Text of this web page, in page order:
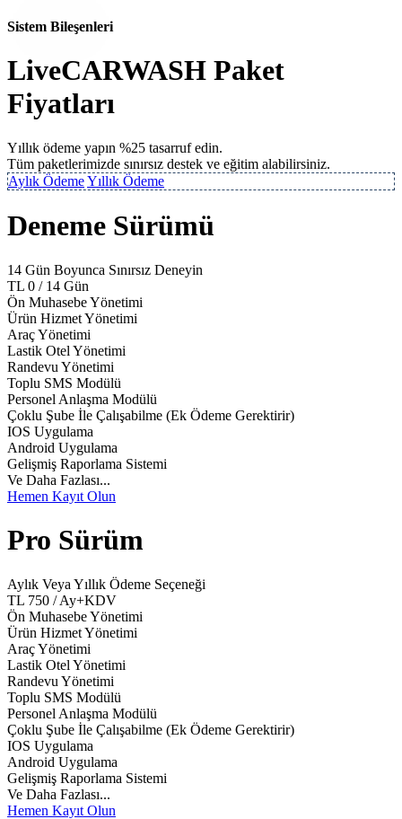
Sistem Bileşenleri
LiveCARWASH Paket
Fiyatları
Yıllık ödeme yapın %25 tasarruf edin.
Tüm paketlerimizde sınırsız destek ve eğitim alabilirsiniz.
Aylık ÖdemeYıllık Ödeme
Deneme Sürümü
14 Gün Boyunca Sınırsız Deneyin
TL 0 / 14 Gün
Ön Muhasebe Yönetimi
Ürün Hizmet Yönetimi
Araç Yönetimi
Lastik Otel Yönetimi
Randevu Yönetimi
Toplu SMS Modülü
Personel Anlaşma Modülü
Çoklu Şube İle Çalışabilme (Ek Ödeme Gerektirir)
IOS Uygulama
Android Uygulama
Gelişmiş Raporlama Sistemi
Ve Daha Fazlası...
Hemen Kayıt Olun
Pro Sürüm
Aylık Veya Yıllık Ödeme Seçeneği
TL 750 / Ay+KDV
Ön Muhasebe Yönetimi
Ürün Hizmet Yönetimi
Araç Yönetimi
Lastik Otel Yönetimi
Randevu Yönetimi
Toplu SMS Modülü
Personel Anlaşma Modülü
Çoklu Şube İle Çalışabilme (Ek Ödeme Gerektirir)
IOS Uygulama
Android Uygulama
Gelişmiş Raporlama Sistemi
Ve Daha Fazlası...
Hemen Kayıt Olun